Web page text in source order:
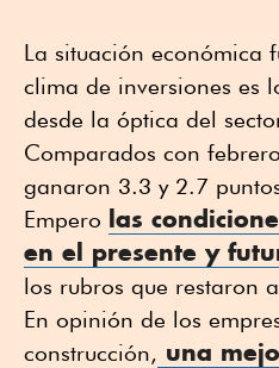
La situación económica
clima de inversiones es
desde la óptica del
Comparados con
ganaron 3.3 y 2.7
Empero las
en el presente y
los rubros que restaron
En opinión de los
construcción, una